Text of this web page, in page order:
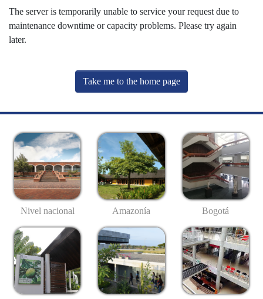
The server is temporarily unable to service your request due to
maintenance downtime or capacity problems. Please try again
later.
Take me to the home page
Nivel nacional Amazonía Bogotá